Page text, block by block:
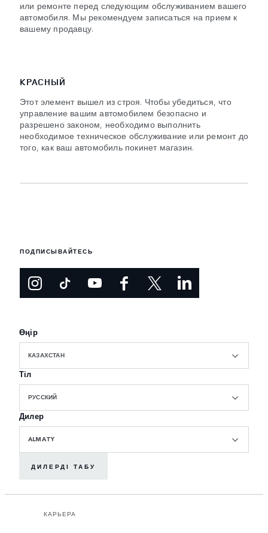
или ремонте перед следующим обслуживанием вашего
автомобиля. Мы рекомендуем записаться на прием к
вашему продавцу.
КРАСНЫЙ
Этот элемент вышел из строя. Чтобы убедиться, что
управление вашим автомобилем безопасно и
разрешено законом, необходимо выполнить
необходимое техническое обслуживание или ремонт до
того, как ваш автомобиль покинет магазин.
ПОДПИСЫВАЙТЕСЬ
Өңір
КАЗАХСТАН
Тіл
РУССКИЙ
Дилер
ALMATY
ДИЛЕРДІ ТАБУ
КАРЬЕРА